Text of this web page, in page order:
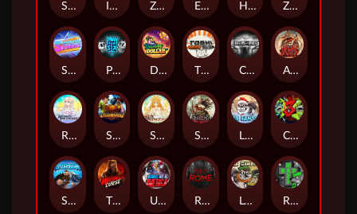
SixSixSix Invictus Ze Zeus Eye of Medusa Hot Ross Zeus Ze Zecond
Superstar Sevens PRAY FOR SIX Danny Dollar TOSHI WAYS CLUB CIRCLE OF LIFE ARMY OF ARES
RAINBOW PRINCESS STEAMRUNNERS SUN PRINCESS SPEAR OF ATHENA LE SANTA CHAOS CREW 3
STORMBORN THE WILDWOOD CURSE Ultimate Slot of America Reign of Rome Le Bandit Rad Maxx